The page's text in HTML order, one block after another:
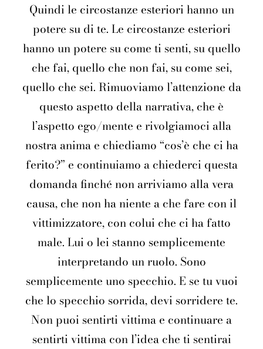
Quindi le circostanze esteriori hanno un
potere su di te. Le circostanze esteriori
hanno un potere su come ti senti, su quello
che fai, quello che non fai, su come sei,
quello che sei. Rimuoviamo l’attenzione da
questo aspetto della narrativa, che è
l’aspetto ego/mente e rivolgiamoci alla
nostra anima e chiediamo “cos’è che ci ha
ferito?” e continuiamo a chiederci questa
domanda finché non arriviamo alla vera
causa, che non ha niente a che fare con il
vittimizzatore, con colui che ci ha fatto
male. Lui o lei stanno semplicemente
interpretando un ruolo. Sono
semplicemente uno specchio. E se tu vuoi
che lo specchio sorrida, devi sorridere te.
Non puoi sentirti vittima e continuare a
sentirti vittima con l’idea che ti sentirai